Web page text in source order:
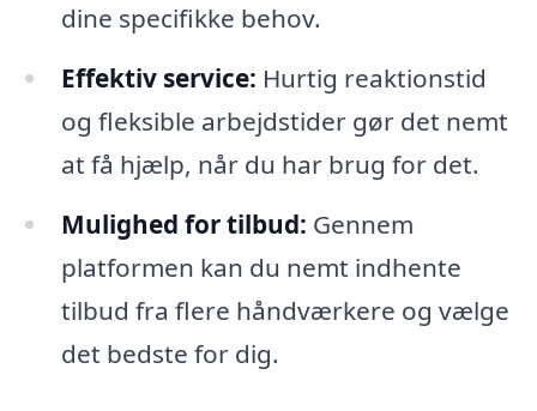
dine specifikke behov.
Effektiv service: Hurtig reaktionstid
og fleksible arbejdstider gør det nemt
at få hjælp, når du har brug for det.
Mulighed for tilbud: Gennem
platformen kan du nemt indhente
tilbud fra flere håndværkere og vælge
det bedste for dig.